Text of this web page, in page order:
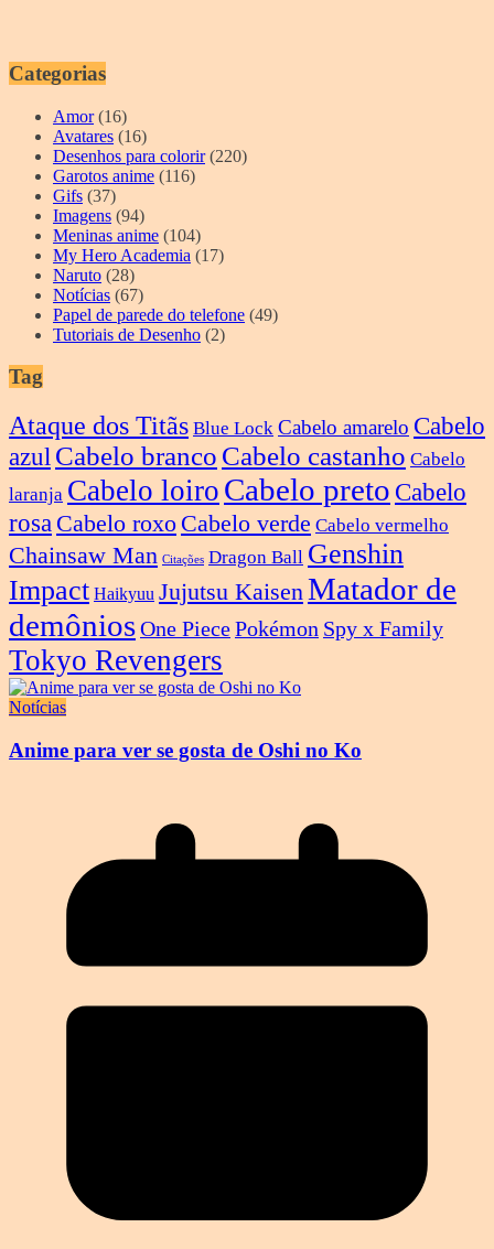
Categorias
Amor(16)
Avatares (16)
Desenhos para colorir(220)
Garotos anime (116)
Gifs (37)
Imagens (94)
Meninas anime (104)
My Hero Academia (17)
Naruto (28)
Notícias (67)
Papel de parede do telefone (49)
Tutoriais de Desenho (2)
Tag
Ataque dos Titãs Blue Lock Cabelo amarelo Cabelo
azul Cabelo branco Cabelo castanho Cabelo
laranja Cabelo loiro Cabelo preto Cabelo
rosa Cabelo roxo Cabelo verde Cabelo vermelho
Chainsaw Man Citações Dragon Ball Genshin
Impact Haikyuu Jujutsu KaisenMatador de
demôniosOne PiecePokémon Spy x Family
Tokyo Revengers
Notícias
Anime para ver se gosta de Oshi no Ko